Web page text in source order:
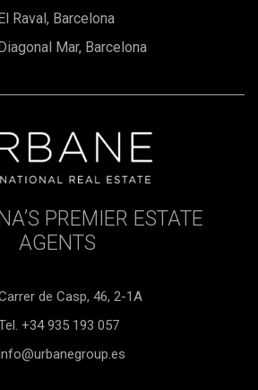
Raval, Barcelona
Mar, Barcelona
PREMIER ESTATE
AGENTS
de Casp, 46, 2-1A
+34 935 193 057